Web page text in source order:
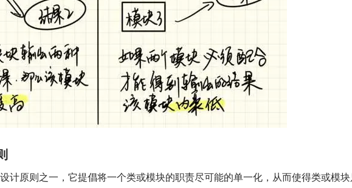
计原则之一，它提倡将一个类或模块的职责尽可能的单一化，从而使得类或模块